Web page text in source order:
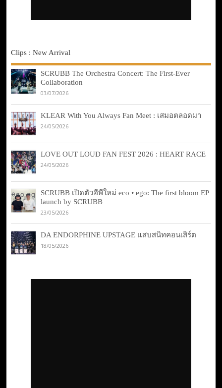
Clips : New Arrival
SCRUBB The Orchestra Concert: The First-Ever
Collaboration
03/07/2026
KLEAR With You Always Fan Meet : เสมอตลอดมา
24/05/2026
LOVE OUT LOUD FAN FEST 2026 : HEART RACE
24/05/2026
SCRUBB เปิดตัวอีพีใหม่ eco • ego: The first bloom EP
launch by SCRUBB
23/05/2026
DA ENDORPHINE UPSTAGE แสบสนิทคอนเสิร์ต
18/05/2026